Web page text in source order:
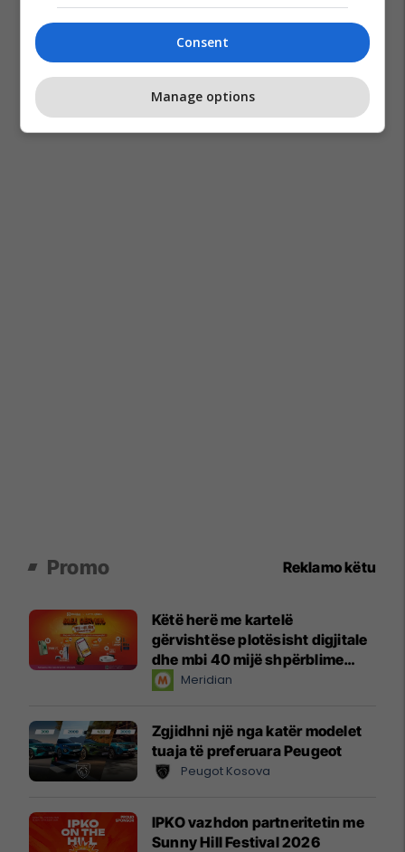
Promo Reklamo këtu
Këtë herë me kartelë
gërvishtëse plotësisht digjitale
dhe mbi 40 mijë shpërblime
instant!Meridian
Zgjidhni një nga katër modelet
tuaja të preferuara Peugeot
Peugot Kosova
IPKO vazhdon partneritetin me
Sunny Hill Festival 2026
Consent
Manage options